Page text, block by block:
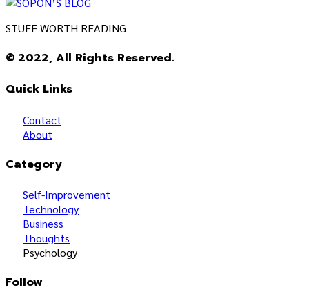
STUFF WORTH READING
© 2022, All Rights Reserved.
Quick Links
Contact
About
Category
Self-Improvement
Technology
Business
Thoughts
Psychology
Follow